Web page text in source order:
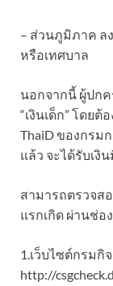
– ส่วนภูมิภาค ล
หรือเทศบาล
นอกจากนี้ ผู้ปก
“เงินเด็ก” โดย
ThaiD ของกรม
แล้ว จะได้รับเงิ
สามารถตรวจส
แรกเกิด ผ่านช่อ
1.เว็บไซต์กรมกิ
http://